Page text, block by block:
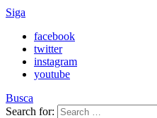
Siga
facebook
twitter
instagram
youtube
Busca
Search for: